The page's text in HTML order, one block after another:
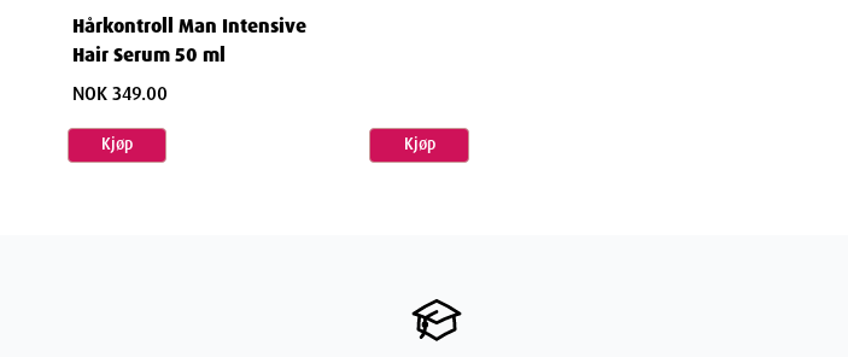
Hårkontroll Man Intensive
Hair Serum 50 ml
NOK 349.00
Kjøp Kjøp